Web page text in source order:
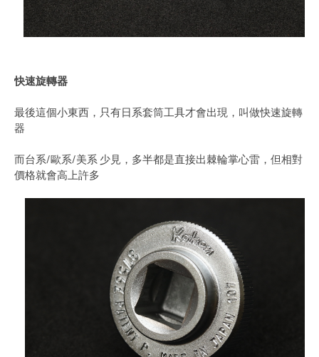
快速旋轉器
最後這個小東西，只有日系套筒工具才會出現，叫做快速旋轉
器
而台系/歐系/美系 少見，多半都是直接出棘輪掌心雷，但相對
價格就會高上許多